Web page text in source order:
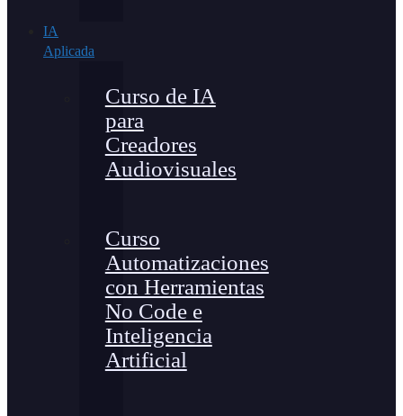
IA
Aplicada
Curso de IA
para
Creadores
Audiovisuales
Curso
Automatizaciones
con Herramientas
No Code e
Inteligencia
Artificial